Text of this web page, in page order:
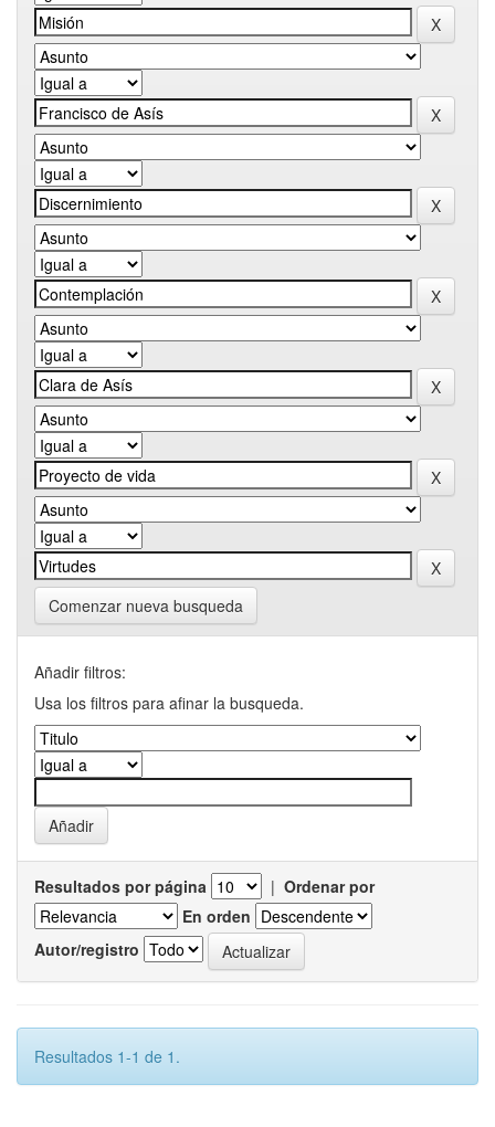
Comenzar nueva busqueda
Añadir filtros:
Usa los filtros para afinar la busqueda.
Resultados por página | Ordenar por
En orden
Autor/registro
Resultados 1-1 de 1.